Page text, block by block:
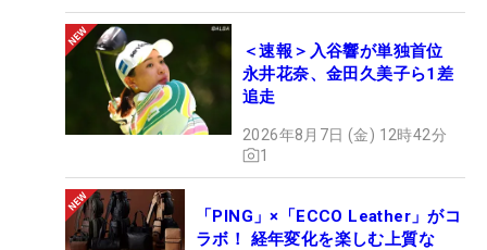
＜速報＞入谷響が単独首位
永井花奈、金田久美子ら1差
追走
2026年8月7日 (金) 12時42分
1
「PING」×「ECCO Leather」がコ
ラボ！ 経年変化を楽しむ上質な